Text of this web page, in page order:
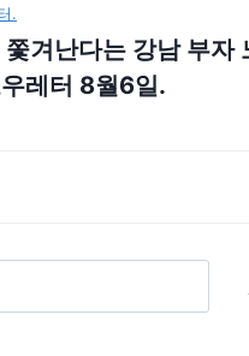
.
겨난다는 강남 부자
레터 8월6일.